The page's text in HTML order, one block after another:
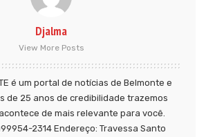
Djalma
View More Posts
é um portal de notícias de Belmonte e
de 25 anos de credibilidade trazemos
de mais relevante para você.
2314 Endereço: Travessa Santo